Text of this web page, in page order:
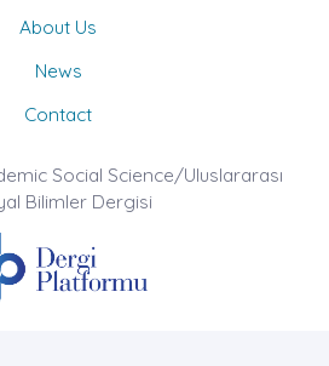
About Us
News
Contact
Social Science/Uluslararası
Bilimler Dergisi